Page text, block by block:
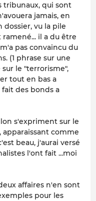
tribunaux, qui sont
jamais, en
dossier, vu la pile
il a du être
pas convaincu du
(1 phrase sur une
le "terrorisme",
tout en bas a
des bonds a
s'expriment sur le
apparaissant comme
beau, j'aurai versé
l'ont fait ...moi
affaires n'en sont
pour les